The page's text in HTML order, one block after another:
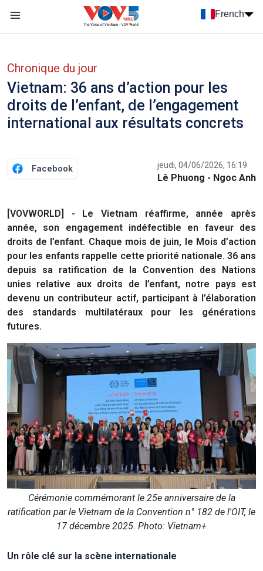
French
Chronique du jour
Vietnam: 36 ans d’action pour les
droits de l’enfant, de l’engagement
international aux résultats concrets
Facebook jeudi, 04/06/2026, 16:19
Lê Phuong - Ngoc Anh
[VOVWORLD] - Le Vietnam réaffirme, année après
année, son engagement indéfectible en faveur des
droits de l’enfant. Chaque mois de juin, le Mois d’action
pour les enfants rappelle cette priorité nationale. 36 ans
depuis sa ratification de la Convention des Nations
unies relative aux droits de l’enfant, notre pays est
devenu un contributeur actif, participant à l’élaboration
des standards multilatéraux pour les générations
futures.
Cérémonie commémorant le 25e anniversaire de la
ratification par le Vietnam de la Convention n° 182 de l'OIT, le
17 décembre 2025. Photo: Vietnam+
Un rôle clé sur la scène internationale